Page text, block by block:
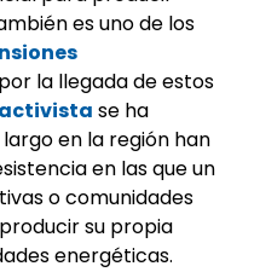
es uno de los
la llegada de estos
se ha
en la región han
en las que un
o comunidades
su propia
energéticas.